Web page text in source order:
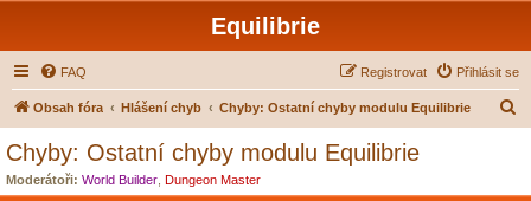
Equilibrie
FAQ Přihlásit se
Registrovat
Obsah fóra Hlášení chyb Chyby: Ostatní chyby modulu Equilibrie
Chyby: Ostatní chyby modulu Equilibrie
Moderátoři: World Builder Dungeon Master